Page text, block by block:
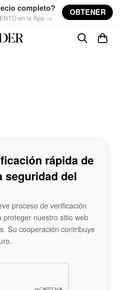
completo?
en la App →
OBTENER
rápida de
seguridad del
proceso de verificación
nuestro sitio web
Su cooperación contribuye